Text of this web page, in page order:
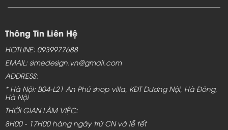
Thông Tin Liên Hệ
HOTLINE: 0939977688
EMAIL: simedesign.vn@gmail.com
ADDRESS:
* Hà Nội: B04-L21 An Phú shop villa, KĐT Dương Nội, Hà Đông,
Hà Nội
THỜI GIAN LÀM VIỆC:
8H00 - 17H00 hàng ngày trừ CN và lễ tết